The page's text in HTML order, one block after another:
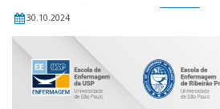
30.10.2024